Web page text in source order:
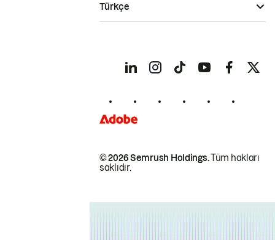
© 2026 Semrush Holdings.Tüm hakları
saklıdır.
Türkçe